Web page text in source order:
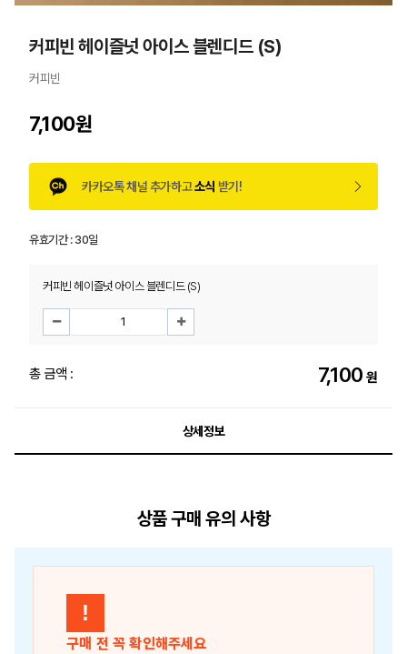
커피빈 헤이즐넛 아이스 블렌디드 (S)
커피빈
7,100원
카카오톡 채널 추가하고소식 받기!
유효기간 :30일
커피빈 헤이즐넛 아이스 블렌디드 (S)
총 금액 : 7,100 원
상세정보
상품 구매 유의 사항
!
구매 전 꼭 확인해주세요